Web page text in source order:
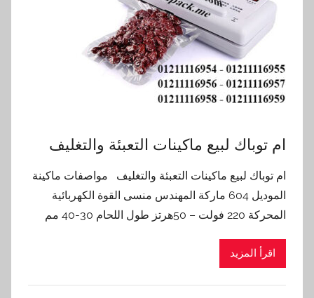
ام توباك لبيع ماكينات التعبئة والتغليف
ام توباك لبيع ماكينات التعبئة والتغليف مواصفات ماكينة
الموديل 604 ماركة المهندس منسى القوة الكهربائية
المحركة 220 فولت – 50هرتز طول اللحام 30-40 مم
اقرأ المزيد